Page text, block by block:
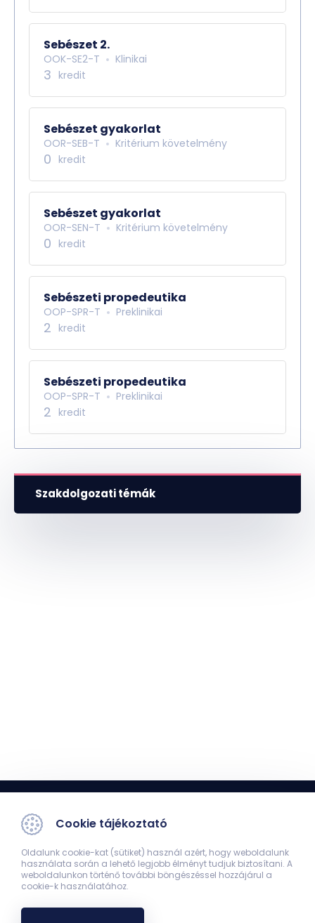
Sebészet 2.
OOK-SE2-T Klinikai
3 kredit
Sebészet gyakorlat
OOR-SEB-T Kritérium követelmény
0 kredit
Sebészet gyakorlat
OOR-SEN-T Kritérium követelmény
0 kredit
Sebészeti propedeutika
OOP-SPR-T Preklinikai
2 kredit
Sebészeti propedeutika
OOP-SPR-T Preklinikai
2 kredit
Szakdolgozati témák
Klinikai Központ Sebészeti Klinika
Cookie tájékoztató
Oldalunk cookie-kat (sütiket) használ azért, hogy weboldalunk
használata során a lehető legjobb élményt tudjuk biztosítani. A
weboldalunkon történő további böngészéssel hozzájárul a
cookie-k használatához.